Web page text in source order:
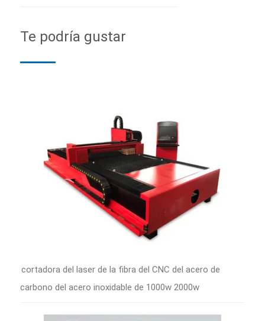
Te podría gustar
cortadora del laser de la fibra del CNC del acero de
carbono del acero inoxidable de 1000w 2000w